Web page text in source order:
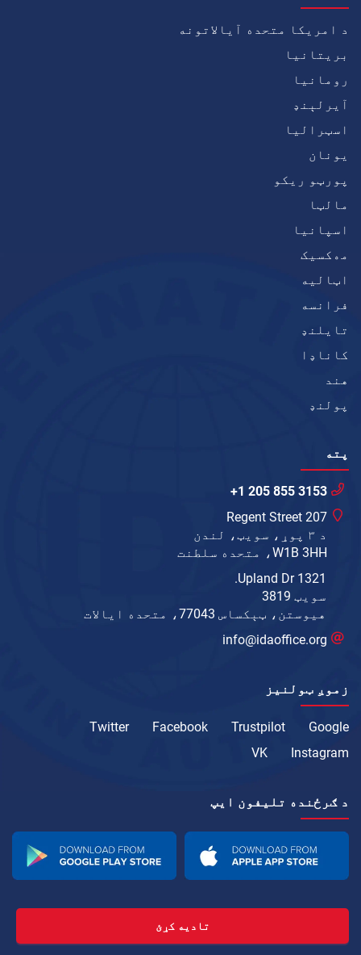
د امریکا متحده آیالاتونه
بریتانیا
رومانیا
آيرلېنډ
اسټرالیا
يونان
پورټو ریکو
مالټا
اسپانیا
مەکسیک
اټاليه
فرانسه
تایلنډ
کاناډا
هند
پولنډ
پته
+1 205 855 3153
207 Regent Street
د ۳ پوړ، سویټ، لندن
W1B 3HH، متحده سلطنت
1321 Upland Dr.
سویټ 3819
هیوستن، ټېکساس 77043، متحده ایالات
info@idaoffice.org
زموږ ټولنیز
Google
Trustpilot
Facebook
Twitter
Instagram
VK
د ګرځنده تلیفون ايپ
تادیه کړئ